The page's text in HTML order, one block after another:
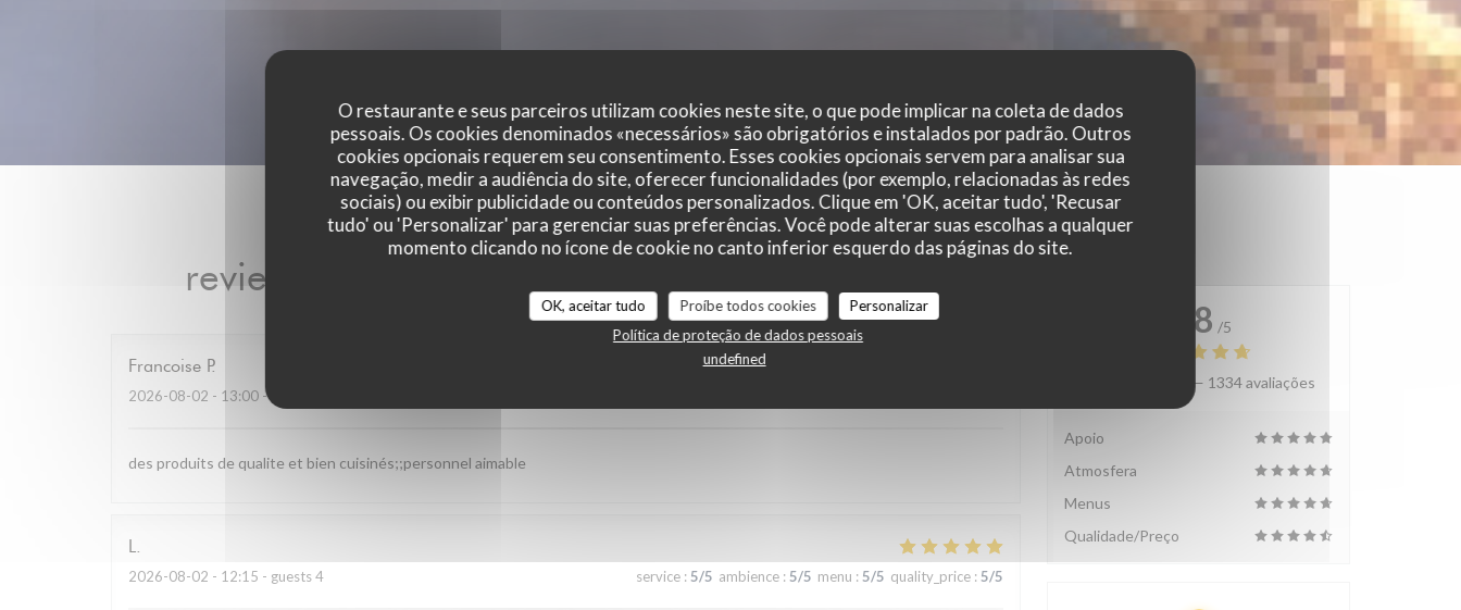
O restaurante e seus parceiros utilizam cookies neste site, o que pode implicar na coleta de dados
pessoais. Os cookies denominados «necessários» são obrigatórios e instalados por padrão. Outros
cookies opcionais requerem seu consentimento. Esses cookies opcionais servem para analisar sua
navegação, medir a audiência do site, oferecer funcionalidades (por exemplo, relacionadas às redes
sociais) ou exibir publicidade ou conteúdos personalizados. Clique em 'OK, aceitar tudo', 'Recusar
tudo' ou 'Personalizar' para gerenciar suas preferências. Você pode alterar suas escolhas a qualquer
momento clicando no ícone de cookie no canto inferior esquerdo das páginas do site.
OK, aceitar tudo Proíbe todos cookies
Personalizar
Política de proteção de dados pessoais
undefined
reviews_from_our_clients_following_booking
Francoise P
2026-08-02 - 13:00 - guests 4
des produits de qualite et bien cuisinés;;personnel aimable
L
2026-08-02 - 12:15 - guests 4 service : 5/5 ambience : 5/5 menu : 5/5 quality_price : 5/5
4.8 /5
Avaliação média — 1334 avaliações
Apoio
Atmosfera
Menus
Qualidade/Preço